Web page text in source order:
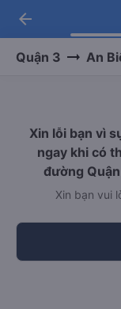
-
arrow_back
Quận 3 An
Xin lỗi bạn vì
ngay khi có
đường
Xin bạn vui